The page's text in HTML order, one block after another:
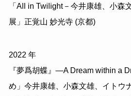
「All in Twilight－今井康雄、小森
展」正覚山 妙光寺 (京都)
2022 年
『夢爲胡蝶』―A Dream within a
め」今井康雄、小森文雄、イトウ